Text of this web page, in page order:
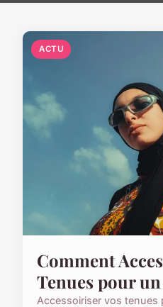
ACTU
Comment
Tenues pour
Accessoiriser vos tenues